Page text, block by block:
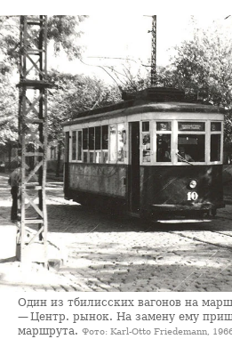
Один из тбилисских вагонов на
— Центр. рынок. На замену ему
маршрута. Фото: Karl-Otto Friedemann,